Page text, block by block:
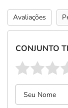
Avaliações
CONJUNTO